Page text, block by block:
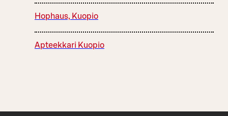
Hophaus, Kuopio
Apteekkari Kuopio